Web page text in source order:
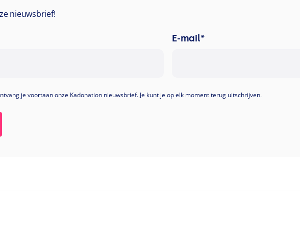
nieuwsbrief!
E-mail*
je voortaan onze Kadonation nieuwsbrief. Je kunt je op elk moment terug uitschrijven.